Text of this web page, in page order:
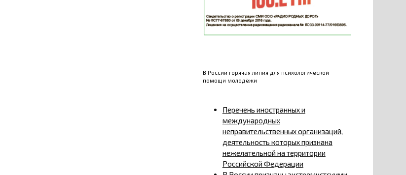
В России горячая линия для психологической
помощи молодёжи
Перечень иностранных и
международных
неправительственных организаций,
деятельность которых признана
нежелательной на территории
Российской Федерации